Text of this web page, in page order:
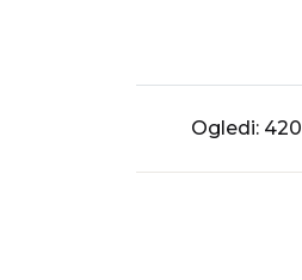
Ogledi: 420